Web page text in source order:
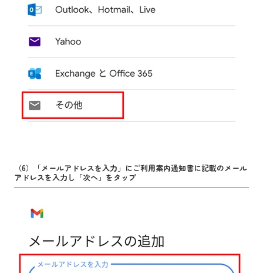
（6）「メールアドレスを入力」にご利用案内通知書に記載のメール
アドレスを入力し「次へ」をタップ